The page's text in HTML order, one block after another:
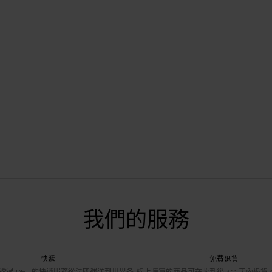
我們的服務
快遞
免費退貨